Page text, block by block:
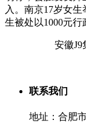
入。南京17岁女
生被处以1000元行
安徽J9
联系我们
地址：合肥